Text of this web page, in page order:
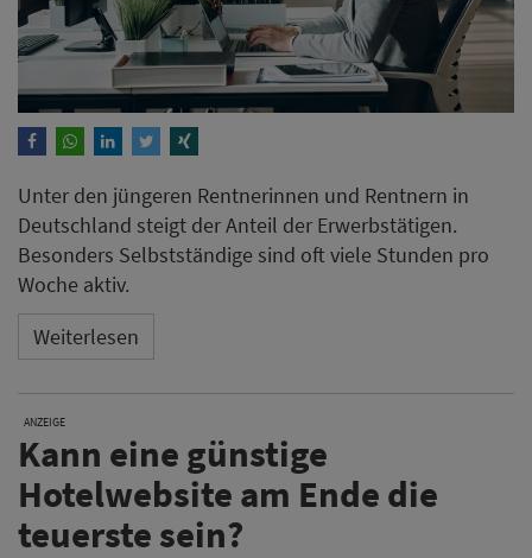
Unter den jüngeren Rentnerinnen und Rentnern in
Deutschland steigt der Anteil der Erwerbstätigen.
Besonders Selbstständige sind oft viele Stunden pro
Woche aktiv.
Weiterlesen
ANZEIGE
Kann eine günstige
Hotelwebsite am Ende die
teuerste sein?